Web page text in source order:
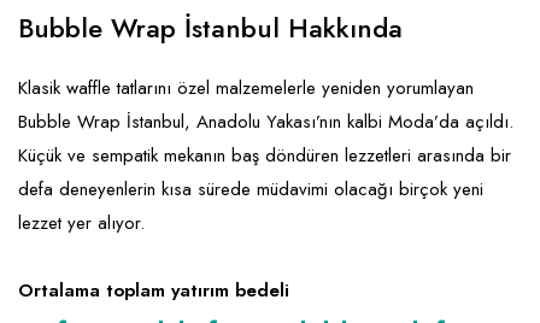
Ev Hizmetleri
Sağlık Güzellik
Turizm - Eğlence
Market FMGC - Katlı Mağaza
Mobilya ve Ev Tekstili
Oyuncak ve Hediyelik
Takı
Yapı Malzemesi - Hırdavat
Gayrimenkul
Gıda ve Sarf Malzemeleri
Güvenlik - Temizlik
Giyim - Aksesuar
Hukuk - Marka - Patent ve Tercüme
Isıtma - Soğutma ve Havalandırma
Bubble Wrap İstanbul Hakkında
Klasik waffle tatlarını özel malzemelerle yeniden yorumlayan
Bubble Wrap İstanbul, Anadolu Yakası’nın kalbi Moda’da açıldı.
Küçük ve sempatik mekanın baş döndüren lezzetleri arasında bir
defa deneyenlerin kısa sürede müdavimi olacağı birçok yeni
lezzet yer alıyor.
Ortalama toplam yatırım bedeli